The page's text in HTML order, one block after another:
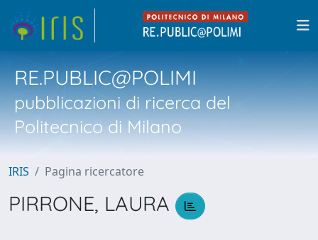
RE.PUBLIC@POLIMI
pubblicazioni di ricerca del
Politecnico di Milano
IRIS Pagina ricercatore
PIRRONE, LAURA